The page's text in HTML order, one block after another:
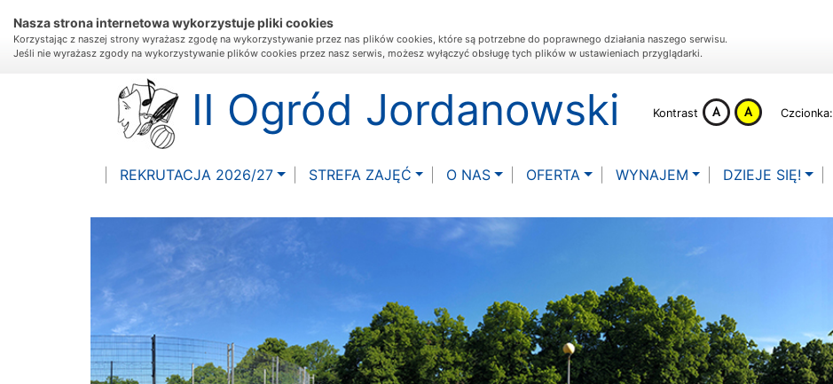
Nasza strona internetowa wykorzystuje pliki cookies
Korzystając z naszej strony wyrażasz zgodę na wykorzystywanie przez nas plików cookies, które są potrzebne do poprawnego działania naszego serwisu.
Jeśli nie wyrażasz zgody na wykorzystywanie plików cookies przez nasz serwis, możesz wyłączyć obsługę tych plików w ustawieniach przyglądarki.
II Ogród Jordanowski Kontrast Czcionka:
REKRUTACJA 2026/27 STREFA ZAJĘĆ O NAS OFERTA WYNAJEM DZIEJE SIĘ!